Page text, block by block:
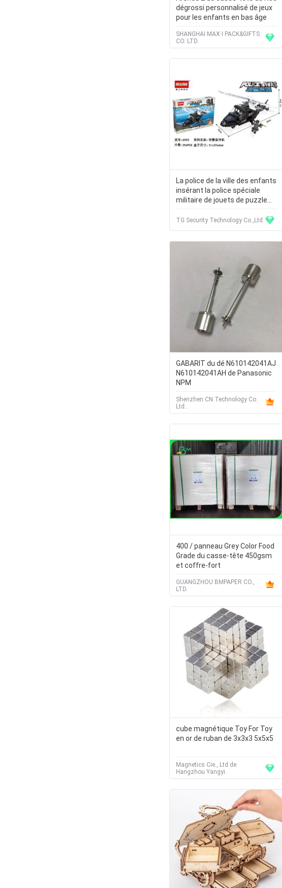
dégrossi personnalisé de jeux
pour les enfants en bas âge
SHANGHAI MAX·I PACK&GIFTS
CO. LTD.
La police de la ville des enfants
insérant la police spéciale
militaire de jouets de puzzle
installant les enfants de
plastique des hommes de 6-12
ans déconcerte
TG Security Technology Co.,Ltd
GABARIT du dé N610142041AJ
N610142041AH de Panasonic
NPM
Shenzhen CN Technology Co.
Ltd..
400 / panneau Grey Color Food
Grade du casse-tête 450gsm
et coffre-fort
GUANGZHOU BMPAPER CO.,
LTD.
cube magnétique Toy For Toy
en or de ruban de 3x3x3 5x5x5
Magnetics Cie., Ltd de
Hangzhou Yangyi.